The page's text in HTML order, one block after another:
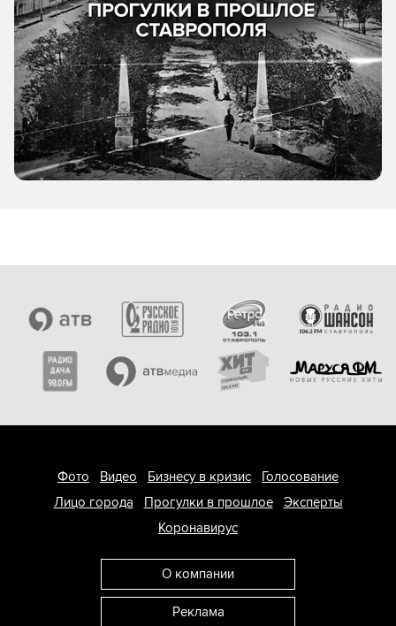
Фото Видео Бизнесу в кризис
Голосование
Лицо города
Прогулки в прошлое
Эксперты
Коронавирус
О компании
Реклама